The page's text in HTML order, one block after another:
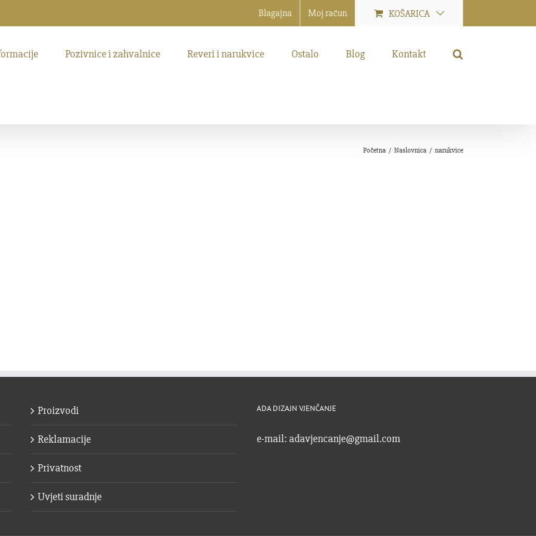
Blagajna Moj račun KOŠARICA
Pozivnice i zahvalnice Reveri i narukvice Ostalo Blog Kontakt
Početna / Naslovnica / narukvice
Proizvodi
Reklamacije
Privatnost
Uvjeti suradnje
ADA DIZAJN VJENČANJE
e-mail: adavjencanje@gmail.com